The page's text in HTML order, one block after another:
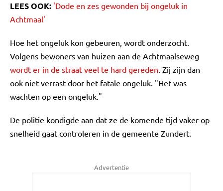
LEES OOK: 'Dode en zes gewonden bij ongeluk in
Achtmaal'
Hoe het ongeluk kon gebeuren, wordt onderzocht.
Volgens bewoners van huizen aan de Achtmaalseweg
wordt er in de straat veel te hard gereden. Zij zijn dan
ook niet verrast door het fatale ongeluk. "Het was
wachten op een ongeluk."
De politie kondigde aan dat ze de komende tijd vaker op
snelheid gaat controleren in de gemeente Zundert.
Advertentie